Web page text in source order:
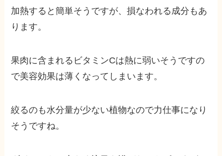
加熱すると簡単そうですが、損なわれる成分もあ
ります。
果肉に含まれるビタミンCは熱に弱いそうですの
で美容効果は薄くなってしまいます。
絞るのも水分量が少ない植物なので力仕事になり
そうですね。